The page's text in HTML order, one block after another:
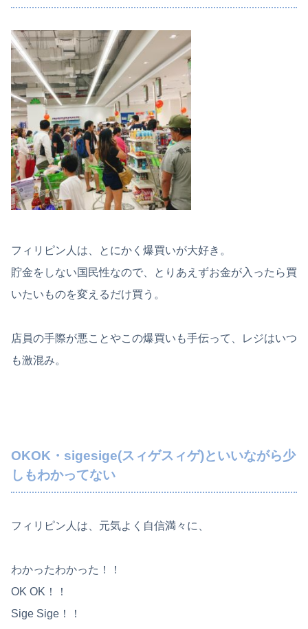
フィリピン人は、とにかく爆買いが大好き。
貯金をしない国民性なので、とりあえずお金が入ったら買
いたいものを変えるだけ買う。
店員の手際が悪ことやこの爆買いも手伝って、レジはいつ
も激混み。
OKOK・sigesige(スィゲスィゲ)といいながら少
しもわかってない
フィリピン人は、元気よく自信満々に、
わかったわかった！！
OK OK！！
Sige Sige！！